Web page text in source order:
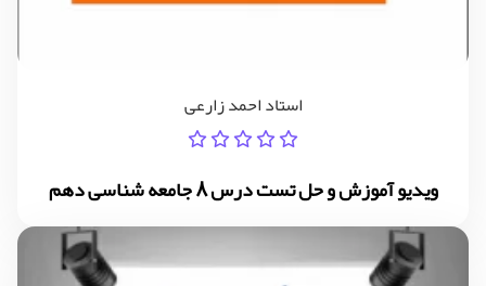
استاد احمد زارعی
ویدیو آموزش و حل تست درس 8 جامعه شناسی دهم